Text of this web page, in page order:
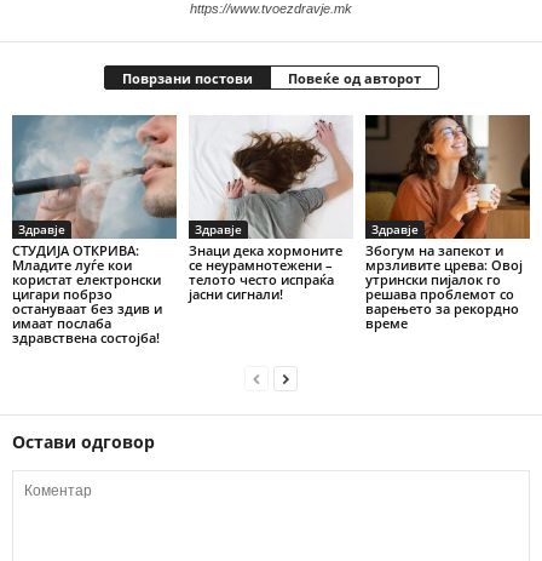
https://www.tvoezdravje.mk
Поврзани постови Повеќе од авторот
Здравје
СТУДИЈА ОТКРИВА:
Младите луѓе кои
користат електронски
цигари побрзо
остануваат без здив и
имаат послаба
здравствена состојба!
Здравје
Знаци дека хормоните
се неурамнотежени –
телото често испраќа
јасни сигнали!
Здравје
Збогум на запекот и
мрзливите црева: Овој
утрински пијалок го
решава проблемот со
варењето за рекордно
време
Остави одговор